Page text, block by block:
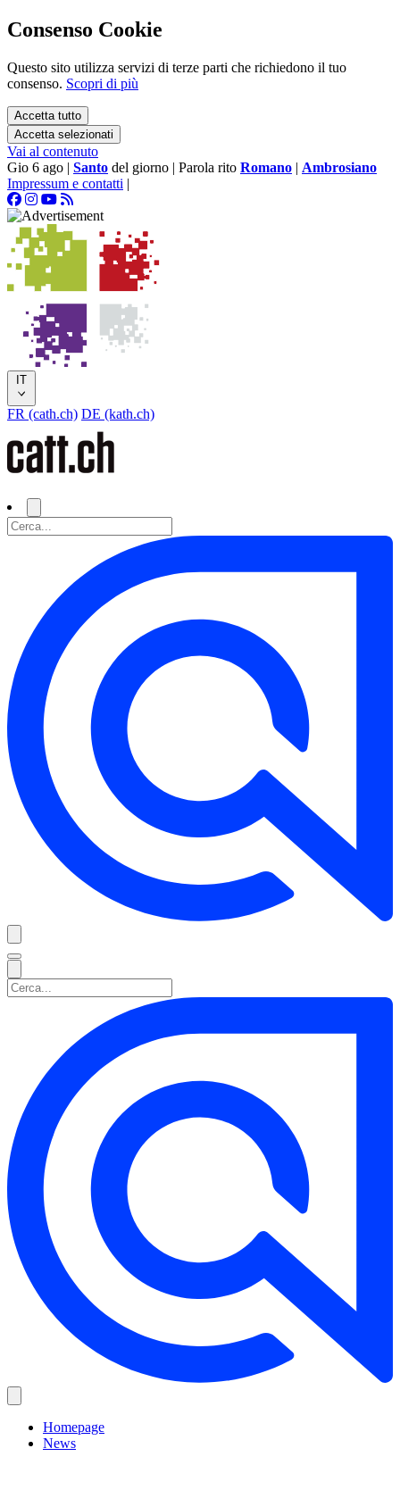
Consenso Cookie
Questo sito utilizza servizi di terze parti che richiedono il tuo
consenso. Scopri di più
Accetta tutto
Accetta selezionati
Vai al contenuto
Gio 6 ago | Santo del giorno | Parola rito Romano | Ambrosiano
Impressum e contatti |
IT
FR (cath.ch) DE (kath.ch)
Homepage
News